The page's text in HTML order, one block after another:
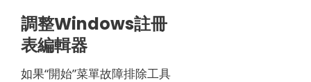
調整Windows註冊
表編輯器
如果“開始”菜單故障排除工具